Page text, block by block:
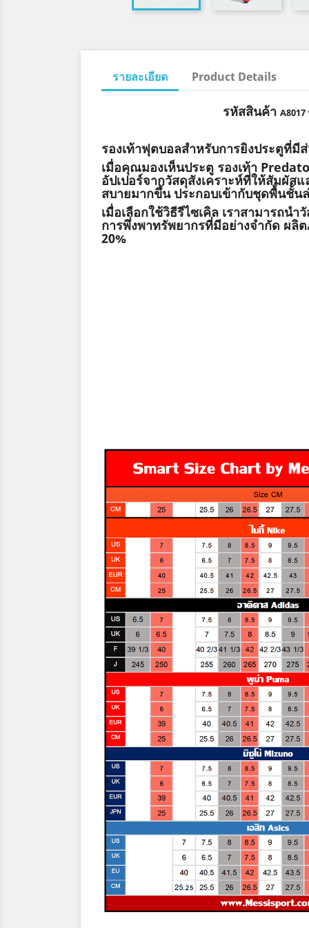
รายละเอียด Product Details
รหัสสินค้า
รองเท้าฟุตบอลสำหรับการยิงประตูที่มี
เมื่อคุณมองเห็นประตู รองเท้า
อัปเปอร์จากวัสดุสังเคราะห์ที่ให้สัมผั
สบายมากขึ้น ประกอบเข้ากับชุดพื้นชั้น
เมื่อเลือกใช้วิธีรีไซเคิล เราสามารถ
การพึ่งพาทรัพยากรที่มีอย่างจำกัด ผลิ
20%